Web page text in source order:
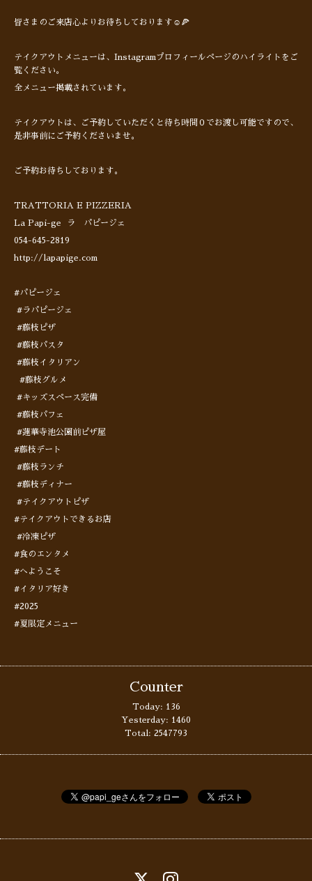
皆さまのご来店心よりお待ちしております☺️🍕
テイクアウトメニューは、Instagramプロフィールページのハイライトをご
覧ください。
全メニュー掲載されています。
テイクアウトは、ご予約していただくと待ち時間０でお渡し可能ですので、
是非事前にご予約くださいませ。
ご予約お待ちしております。
TRATTORIA E PIZZERIA
La Papi-ge ラ パピージェ
054-645-2819
http://lapapige.com
#パピージェ
#ラパピージェ
#藤枝ピザ
#藤枝パスタ
#藤枝イタリアン
#藤枝グルメ
#キッズスペース完備
#藤枝パフェ
#蓮華寺池公園前ピザ屋
#藤枝デート
#藤枝ランチ
#藤枝ディナー
#テイクアウトピザ
#テイクアウトできるお店
#冷凍ピザ
#食のエンタメ
#へようこそ
#イタリア好き
#2025
#夏限定メニュー
Counter
Today: 136
Yesterday: 1460
Total: 2547793